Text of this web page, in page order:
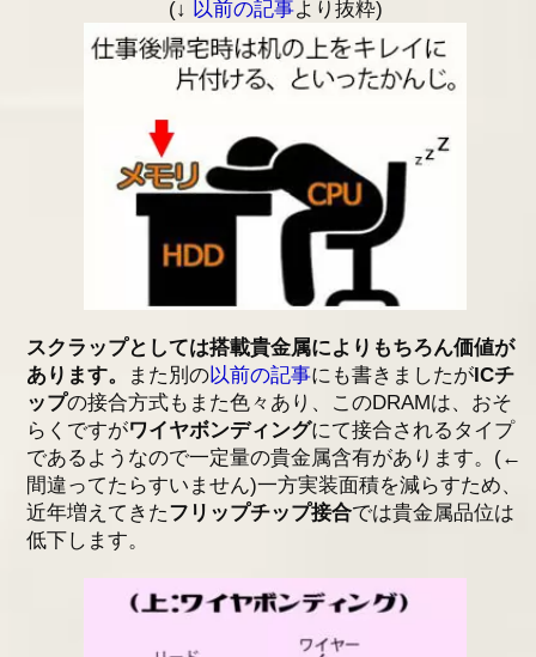
(↓ 以前の記事より抜粋)
スクラップとしては搭載貴金属によりもちろん価値が
あります。
また別の以前の記事にも書きましたがICチ
ップの接合方式もまた色々あり、このDRAMは、おそ
らくですがワイヤボンディングにて接合されるタイプ
であるようなので一定量の貴金属含有があります。(←
間違ってたらすいません)一方実装面積を減らすため、
近年増えてきたフリップチップ接合では貴金属品位は
低下します。